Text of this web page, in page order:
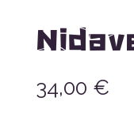
34,00 €